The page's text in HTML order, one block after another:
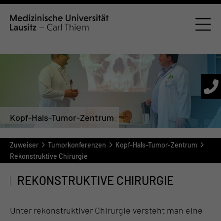
Kopf-Hals-Tumor-Zentrum
Zuweiser Tumorkonferenzen
Kopf-Hals-Tumor-Zentrum
Rekonstruktive Chirurgie
REKONSTRUKTIVE CHIRURGIE
Unter rekonstruktiver Chirurgie versteht man eine